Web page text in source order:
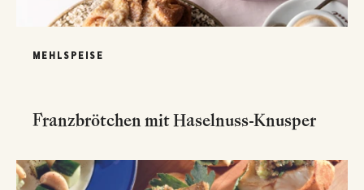
MEHLSPEISE
Franzbrötchen mit Haselnuss-Knusper